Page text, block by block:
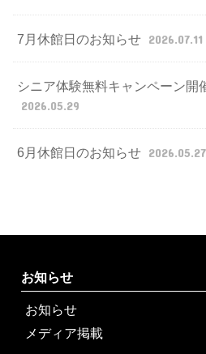
7月休館日のお知らせ 2026.07.11
シニア体験無料キャンペーン開
2026.05.29
6月休館日のお知らせ 2026.05.27
お知らせ
お知らせ
メディア掲載